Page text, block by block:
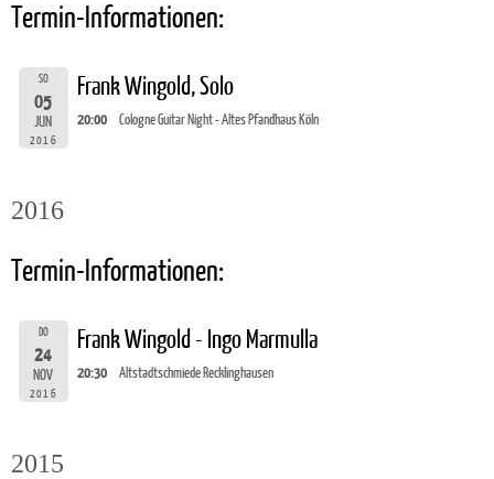
Termin-Informationen:
SO
05
JUN
2016
Frank Wingold, Solo
20:00 Cologne Guitar Night - Altes Pfandhaus Köln
2016
Termin-Informationen:
DO
24
NOV
2016
Frank Wingold - Ingo Marmulla
20:30 Altstadtschmiede Recklinghausen
2015